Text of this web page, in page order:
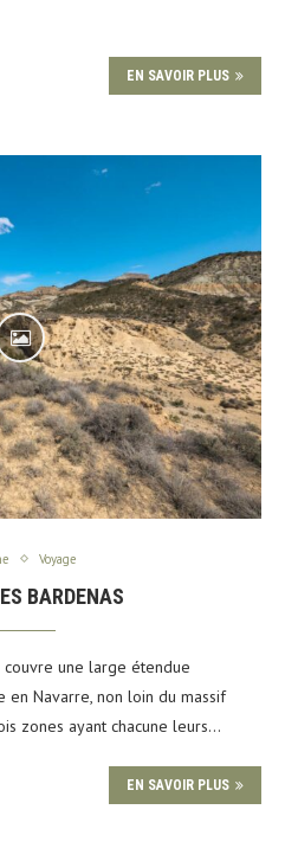
EN SAVOIR PLUS
Voyage
BARDENAS
couvre une large étendue
en Navarre, non loin du massif
zones ayant chacune leurs…
EN SAVOIR PLUS